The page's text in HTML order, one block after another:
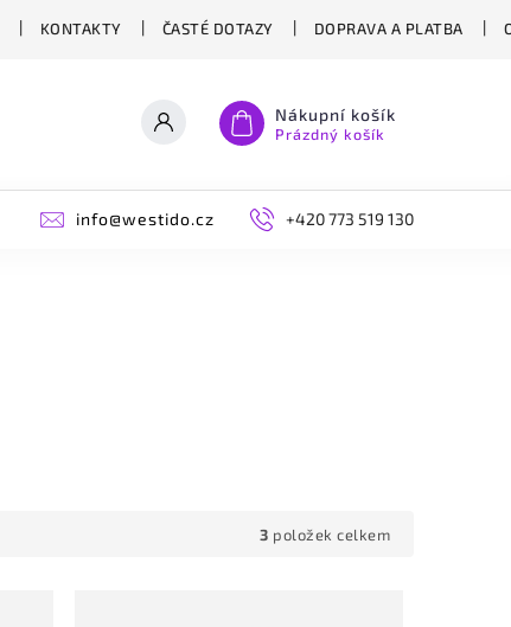
KONTAKTY ČASTÉ DOTAZY DOPRAVA A PLATBA
Nákupní košík
Prázdný košík
+420 773 519 130
info@westido.cz
3 položek celkem